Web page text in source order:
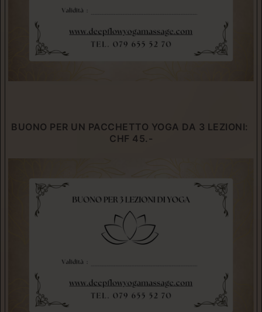
BUONO PER UN PACCHETTO YOGA DA 3 LEZIONI:
CHF 45.-